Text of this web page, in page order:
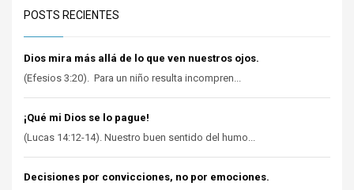
POSTS RECIENTES
Dios mira más allá de lo que ven nuestros ojos.
(Efesios 3:20). Para un niño resulta incompren...
¡Qué mi Dios se lo pague!
(Lucas 14:12-14). Nuestro buen sentido del humo...
Decisiones por convicciones, no por emociones.